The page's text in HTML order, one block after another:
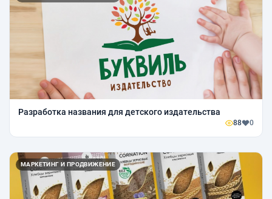
Разработка названия для детского издательства
88 0
МАРКЕТИНГ И ПРОДВИЖЕНИЕ